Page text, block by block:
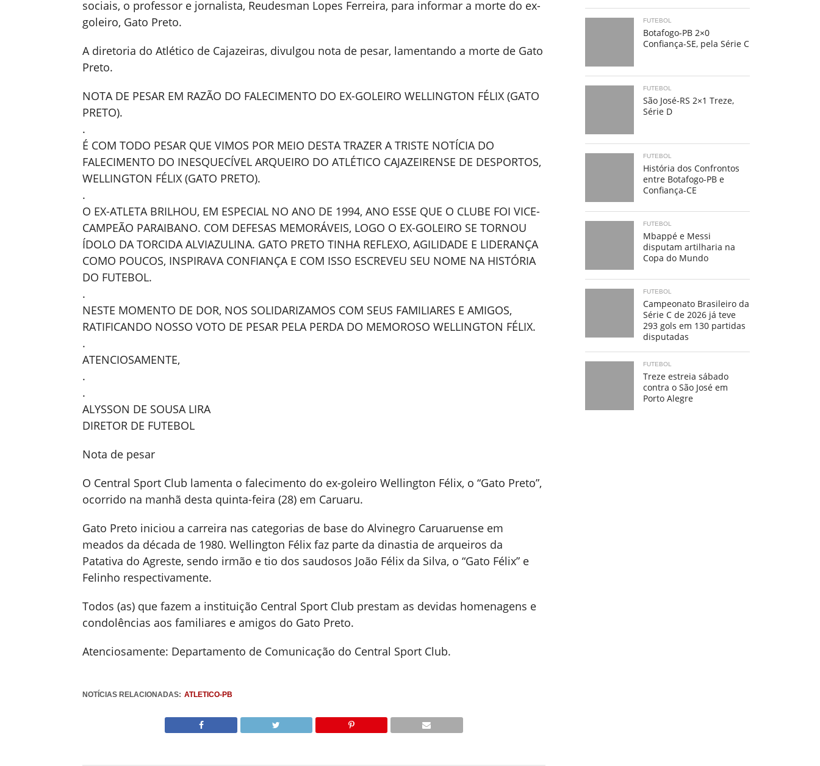
sociais, o professor e jornalista, Reudesman Lopes Ferreira, para informar a morte do ex-
goleiro, Gato Preto.
A diretoria do Atlético de Cajazeiras, divulgou nota de pesar, lamentando a morte de Gato
Preto.
NOTA DE PESAR EM RAZÃO DO FALECIMENTO DO EX-GOLEIRO WELLINGTON FÉLIX (GATO
PRETO).
.
É COM TODO PESAR QUE VIMOS POR MEIO DESTA TRAZER A TRISTE NOTÍCIA DO
FALECIMENTO DO INESQUECÍVEL ARQUEIRO DO ATLÉTICO CAJAZEIRENSE DE DESPORTOS,
WELLINGTON FÉLIX (GATO PRETO).
.
O EX-ATLETA BRILHOU, EM ESPECIAL NO ANO DE 1994, ANO ESSE QUE O CLUBE FOI VICE-
CAMPEÃO PARAIBANO. COM DEFESAS MEMORÁVEIS, LOGO O EX-GOLEIRO SE TORNOU
ÍDOLO DA TORCIDA ALVIAZULINA. GATO PRETO TINHA REFLEXO, AGILIDADE E LIDERANÇA
COMO POUCOS, INSPIRAVA CONFIANÇA E COM ISSO ESCREVEU SEU NOME NA HISTÓRIA
DO FUTEBOL.
.
NESTE MOMENTO DE DOR, NOS SOLIDARIZAMOS COM SEUS FAMILIARES E AMIGOS,
RATIFICANDO NOSSO VOTO DE PESAR PELA PERDA DO MEMOROSO WELLINGTON FÉLIX.
.
ATENCIOSAMENTE,
.
.
ALYSSON DE SOUSA LIRA
DIRETOR DE FUTEBOL
Nota de pesar
O Central Sport Club lamenta o falecimento do ex-goleiro Wellington Félix, o “Gato Preto”,
ocorrido na manhã desta quinta-feira (28) em Caruaru.
Gato Preto iniciou a carreira nas categorias de base do Alvinegro Caruaruense em
meados da década de 1980. Wellington Félix faz parte da dinastia de arqueiros da
Patativa do Agreste, sendo irmão e tio dos saudosos João Félix da Silva, o “Gato Félix” e
Felinho respectivamente.
Todos (as) que fazem a instituição Central Sport Club prestam as devidas homenagens e
condolências aos familiares e amigos do Gato Preto.
Atenciosamente: Departamento de Comunicação do Central Sport Club.
NOTÍCIAS RELACIONADAS: ATLETICO-PB
FUTEBOL
Botafogo-PB 2×0
Confiança-SE, pela Série C
FUTEBOL
São José-RS 2×1 Treze,
Série D
FUTEBOL
História dos Confrontos
entre Botafogo-PB e
Confiança-CE
FUTEBOL
Mbappé e Messi
disputam artilharia na
Copa do Mundo
FUTEBOL
Campeonato Brasileiro da
Série C de 2026 já teve
293 gols em 130 partidas
disputadas
FUTEBOL
Treze estreia sábado
contra o São José em
Porto Alegre